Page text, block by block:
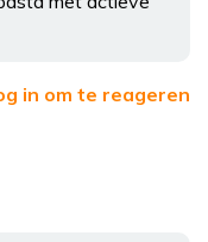
in om te reageren